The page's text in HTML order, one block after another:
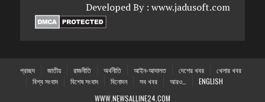
Developed By :www.jadusoft.com
প্রচ্ছদ জাতীয় রাজনীতি অর্থনীতি আইন-আদালত দেশের খবর
খেলার খবর
বিশ্ব সংবাদ
বিশেষ সংবাদ বিনোদন সব খবর আরও…
ENGLISH
WWW.NEWSALLINE24.COM